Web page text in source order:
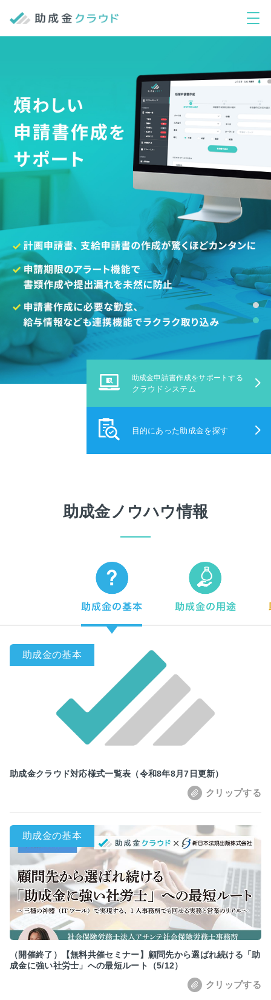
助成金申請書作成をサポートする
クラウドシステム
目的にあった助成金を探す
助成金ノウハウ情報
助成金クラウド対応様式一覧表（令和8年8月7日更新）
（開催終了）【無料共催セミナー】顧問先から選ばれ続ける「助
成金に強い社労士」への最短ルート（5/12）